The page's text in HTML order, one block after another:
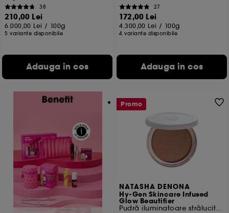
38
210,00 Lei
6.000,00 Lei / 100g
5 variante disponibile
Adauga in cos
27
172,00 Lei
4.300,00 Lei / 100g
4 variante disponibile
Adauga in cos
NATASHA DENONA
Hy-Gen Skincare Infused
Glow Beautifier
Pudră iluminatoare strălucitoare
Promo